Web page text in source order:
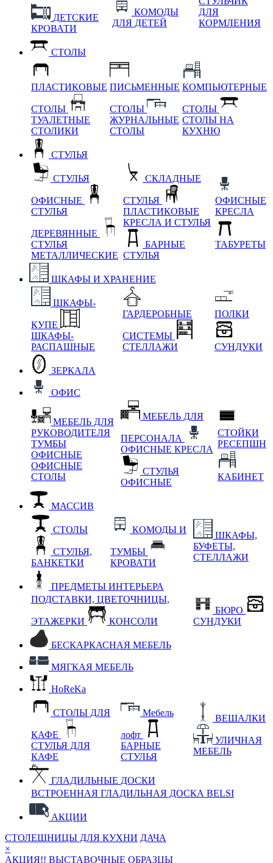
ДЕТСКИЕ
КРОВАТИ
КОМОДЫ
ДЛЯ ДЕТЕЙ
ДЛЯ
КОРМЛЕНИЯ
СТОЛЫ
ПЛАСТИКОВЫЕ
СТОЛЫ
ТУАЛЕТНЫЕ
СТОЛИКИ
ПИСЬМЕННЫЕ
СТОЛЫ
ЖУРНАЛЬНЫЕ
СТОЛЫ
КОМПЬЮТЕРНЫЕ
СТОЛЫ
СТОЛЫ НА
КУХНЮ
СТУЛЬЯ
СТУЛЬЯ
ОФИСНЫЕ
СТУЛЬЯ
ДЕРЕВЯННЫЕ
СТУЛЬЯ
МЕТАЛЛИЧЕСКИЕ
СКЛАДНЫЕ
СТУЛЬЯ
ПЛАСТИКОВЫЕ
КРЕСЛА И СТУЛЬЯ
БАРНЫЕ
СТУЛЬЯ
ОФИСНЫЕ
КРЕСЛА
ТАБУРЕТЫ
ШКАФЫ И ХРАНЕНИЕ
ШКАФЫ-
КУПЕ
ШКАФЫ-
РАСПАШНЫЕ
ГАРДЕРОБНЫЕ
СИСТЕМЫ
СТЕЛЛАЖИ
ПОЛКИ
СУНДУКИ
ЗЕРКАЛА
ОФИС
МЕБЕЛЬ ДЛЯ
РУКОВОДИТЕЛЯ
ТУМБЫ
ОФИСНЫЕ
ОФИСНЫЕ
СТОЛЫ
МЕБЕЛЬ ДЛЯ
ПЕРСОНАЛА
ОФИСНЫЕ КРЕСЛА
СТУЛЬЯ
ОФИСНЫЕ
СТОЙКИ
РЕСЕПШН
КАБИНЕТ
МАССИВ
СТОЛЫ
СТУЛЬЯ,
БАНКЕТКИ
КОМОДЫ И
ТУМБЫ
КРОВАТИ
ШКАФЫ,
БУФЕТЫ,
СТЕЛЛАЖИ
ПРЕДМЕТЫ ИНТЕРЬЕРА
ПОДСТАВКИ, ЦВЕТОЧНИЦЫ,
ЭТАЖЕРКИ КОНСОЛИ
БЮРО
СУНДУКИ
БЕСКАРКАСНАЯ МЕБЕЛЬ
МЯГКАЯ МЕБЕЛЬ
HoReKa
СТОЛЫ ДЛЯ
КАФЕ
СТУЛЬЯ ДЛЯ
КАФЕ
Мебель
лофт
БАРНЫЕ
СТУЛЬЯ
ВЕШАЛКИ
УЛИЧНАЯ
МЕБЕЛЬ
ГЛАДИЛЬНЫЕ ДОСКИ
ВСТРОЕННАЯ ГЛАДИЛЬНАЯ ДОСКА BELSI
АКЦИИ
СТОЛЕШНИЦЫ ДЛЯ КУХНИ ДАЧА
×
АКЦИЯ!! ВЫСТАВОЧНЫЕ ОБРАЗЦЫ